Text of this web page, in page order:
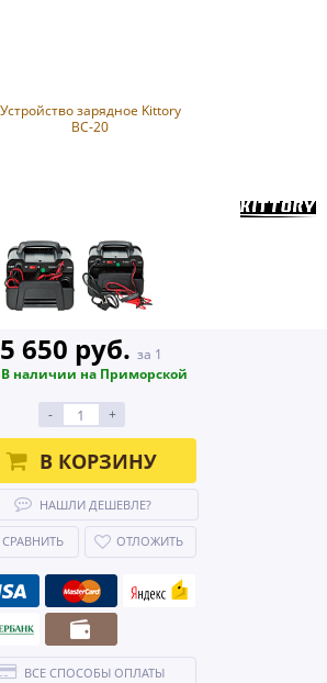
5 650 руб. за 1
В наличии на Приморской
- +
В КОРЗИНУ
НАШЛИ ДЕШЕВЛЕ?
СРАВНИТЬ ОТЛОЖИТЬ
ВСЕ СПОСОБЫ ОПЛАТЫ